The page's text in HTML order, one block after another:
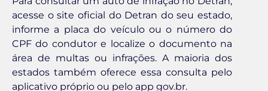
acesse o site oficial do Detran do seu estado,
informe a placa do veículo ou o número do
CPF do condutor e localize o documento na
área de multas ou infrações. A maioria dos
estados também oferece essa consulta pelo
aplicativo próprio ou pelo app gov.br.